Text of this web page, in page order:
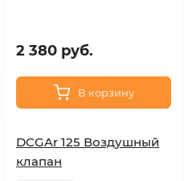
2 380 руб.
В корзину
DCGAr 125 Воздушный
клапан